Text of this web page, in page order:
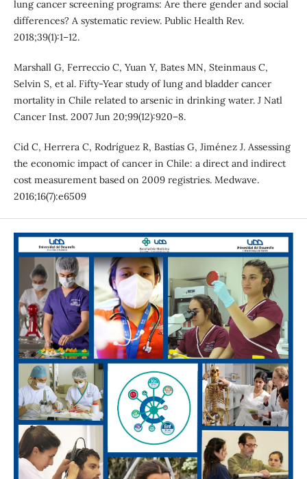
lung cancer screening programs: Are there gender and social
differences? A systematic review. Public Health Rev.
2018;39(1):1–12.
Marshall G, Ferreccio C, Yuan Y, Bates MN, Steinmaus C,
Selvin S, et al. Fifty-Year study of lung and bladder cancer
mortality in Chile related to arsenic in drinking water. J Natl
Cancer Inst. 2007 Jun 20;99(12):920–8.
Cid C, Herrera C, Rodríguez R, Bastías G, Jiménez J. Assessing
the economic impact of cancer in Chile: a direct and indirect
cost measurement based on 2009 registries. Medwave.
2016;16(7):e6509